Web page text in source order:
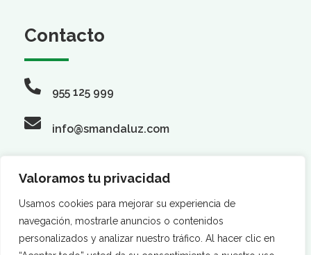
Valoramos tu privacidad
Usamos cookies para mejorar su experiencia de
navegación, mostrarle anuncios o contenidos
personalizados y analizar nuestro tráfico. Al hacer clic en
Contacto
955 125 999
info@smandaluz.com
Síguenos